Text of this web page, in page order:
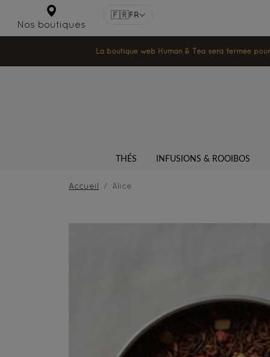
Nos boutiques
🇫🇷FR
La boutique web Human & Tea sera fermée
THÉS INFUSIONS & ROOIBOS
Accueil Alice